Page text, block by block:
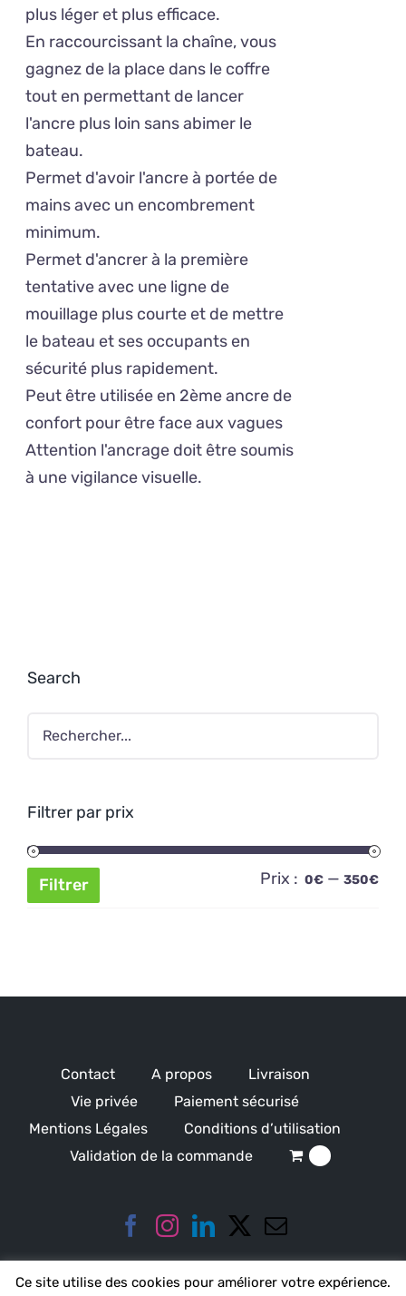
plus léger et plus efficace.
En raccourcissant la chaîne, vous
gagnez de la place dans le coffre
tout en permettant de lancer
l'ancre plus loin sans abimer le
bateau.
Permet d'avoir l'ancre à portée de
mains avec un encombrement
minimum.
Permet d'ancrer à la première
tentative avec une ligne de
mouillage plus courte et de mettre
le bateau et ses occupants en
sécurité plus rapidement.
Peut être utilisée en 2ème ancre de
confort pour être face aux vagues
Attention l'ancrage doit être soumis
à une vigilance visuelle.
Search
Filtrer par prix
Filtrer Prix : 0€ — 350€
Contact A propos
Livraison
Vie privée
Paiement sécurisé
Mentions Légales
Conditions d’utilisation
Validation de la commande
Ce site utilise des cookies pour améliorer votre expérience.